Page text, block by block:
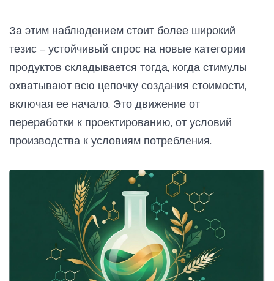
За этим наблюдением стоит более широкий
тезис – устойчивый спрос на новые категории
продуктов складывается тогда, когда стимулы
охватывают всю цепочку создания стоимости,
включая ее начало. Это движение от
переработки к проектированию, от условий
производства к условиям потребления.